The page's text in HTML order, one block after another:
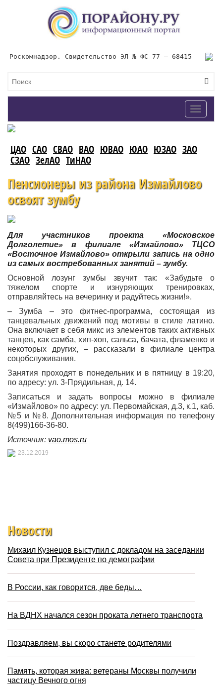
Роскомнадзор. Свидетельство ЭЛ № ФС 77 – 68415
Toggle
ЦАО САО СВАО ВАО ЮВАО ЮАО ЮЗАО ЗАО
СЗАО ЗелАО ТиНАО
Пенсионеры из района Измайлово
освоят зумбу
Для участников проекта «Московское
Долголетие» в филиале «Измайлово» ТЦСО
«Восточное Измайлово» открыли запись на одно
из самых востребованных занятий – зумбу.
Основной лозунг зумбы звучит так: «Забудьте о
тяжелом спорте и изнуряющих тренировках,
отправляйтесь на вечеринку и радуйтесь жизни!».
– Зумба – это фитнес-программа, состоящая из
танцевальных движений под мотивы в стиле латино.
Она включает в себя микс из элементов таких активных
танцев, как самба, хип-хоп, сальса, бачата, фламенко и
некоторых других, – рассказали в филиале центра
соцобслуживания.
Занятия проходят в понедельник и в пятницу в 19:20,
по адресу: ул. 3-Прядильная, д. 14.
Записаться и задать вопросы можно в филиале
«Измайлово» по адресу: ул. Первомайская, д.3, к.1, каб.
№5 и №8. Дополнительная информация по телефону
8(499)166-36-80.
Источник: vao.mos.ru
23.12.2019
Новости
Михаил Кузнецов выступил с докладом на заседании
Совета при Президенте по демографии
В России, как говорится, две беды…
На ВДНХ начался сезон проката летнего транспорта
Поздравляем, вы скоро станете родителями
Память, которая жива: ветераны Москвы получили
частицу Вечного огня